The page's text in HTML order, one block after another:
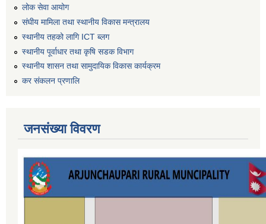
लोक सेवा आयोग
संघीय मामिला तथा स्थानीय विकास मन्त्रालय
स्थानीय तहको लागि ICT ब्लग
स्थानीय पूर्वाधार तथा कृषि सडक विभाग
स्थानीय शासन तथा सामुदायिक विकास कार्यक्रम
कर स‌ंकलन प्रणालि
जनसंख्या विवरण